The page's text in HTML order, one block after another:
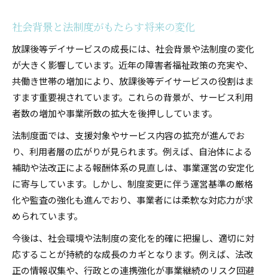
社会背景と法制度がもたらす将来の変化
放課後等デイサービスの成長には、社会背景や法制度の変化
が大きく影響しています。近年の障害者福祉政策の充実や、
共働き世帯の増加により、放課後等デイサービスの役割はま
すます重要視されています。これらの背景が、サービス利用
者数の増加や事業所数の拡大を後押ししています。
法制度面では、支援対象やサービス内容の拡充が進んでお
り、利用者層の広がりが見られます。例えば、自治体による
補助や法改正による報酬体系の見直しは、事業運営の安定化
に寄与しています。しかし、制度変更に伴う運営基準の厳格
化や監査の強化も進んでおり、事業者には柔軟な対応力が求
められています。
今後は、社会環境や法制度の変化を的確に把握し、適切に対
応することが持続的な成長のカギとなります。例えば、法改
正の情報収集や、行政との連携強化が事業継続のリスク回避